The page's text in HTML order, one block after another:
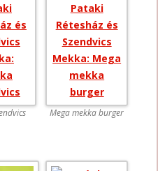
Mega mekka burger